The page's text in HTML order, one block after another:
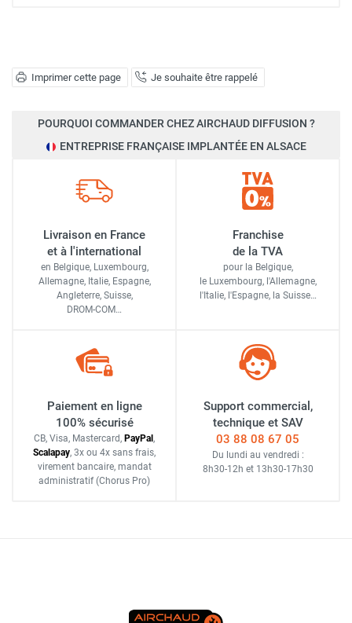
Imprimer cette page Je souhaite être rappelé
POURQUOI COMMANDER CHEZ AIRCHAUD DIFFUSION ?
ENTREPRISE FRANÇAISE IMPLANTÉE EN ALSACE
Livraison en France
et à l'international
en Belgique, Luxembourg,
Allemagne, Italie, Espagne,
Angleterre, Suisse,
DROM-COM…
Franchise
de la TVA
pour la Belgique,
le Luxembourg, l'Allemagne,
l'Italie, l'Espagne, la Suisse…
Paiement en ligne
100% sécurisé
CB, Visa, Mastercard, PayPal ,
Scalapay, 3x ou 4x sans frais,
virement bancaire, mandat
administratif (Chorus Pro)
Support commercial,
technique et SAV
03 88 08 67 05
Du lundi au vendredi :
8h30-12h et 13h30-17h30